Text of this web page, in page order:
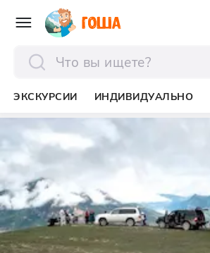
ЭКСКУРСИИ ИНДИВИДУАЛЬНО